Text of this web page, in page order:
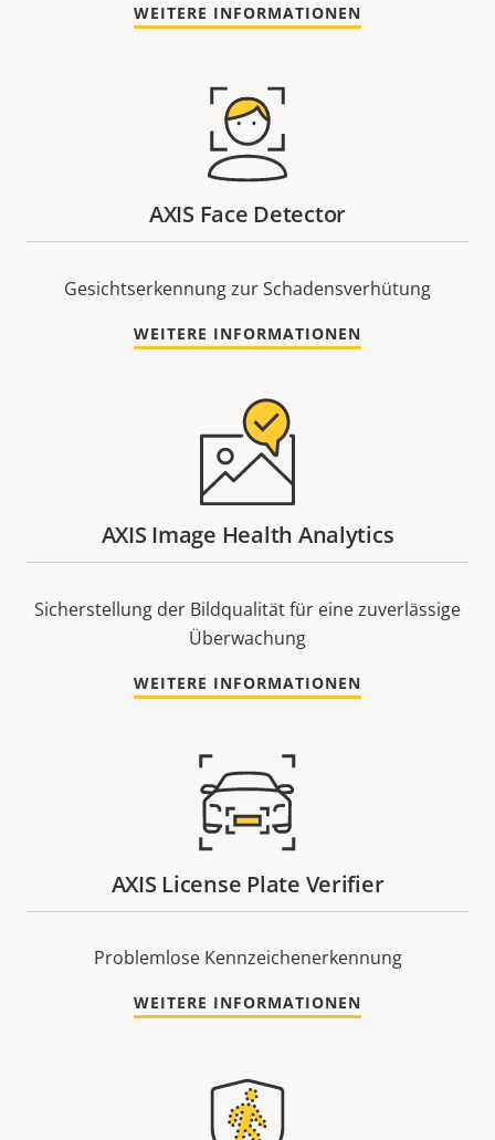
WEITERE INFORMATIONEN
AXIS Face Detector
Gesichtserkennung zur Schadensverhütung
WEITERE INFORMATIONEN
AXIS Image Health Analytics
Sicherstellung der Bildqualität für eine zuverlässige
Überwachung
WEITERE INFORMATIONEN
AXIS License Plate Verifier
Problemlose Kennzeichenerkennung
WEITERE INFORMATIONEN